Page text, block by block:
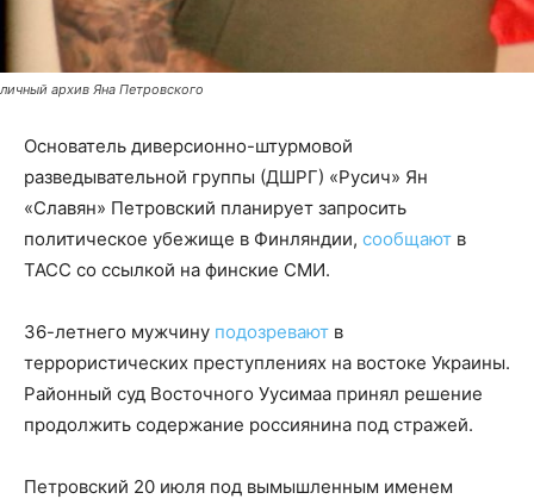
личный архив Яна Петровского
Основатель диверсионно-штурмовой
разведывательной группы (ДШРГ) «Русич» Ян
«Славян» Петровский планирует запросить
политическое убежище в Финляндии, сообщают в
ТАСС со ссылкой на финские СМИ.
36-летнего мужчину подозревают в
террористических преступлениях на востоке Украины.
Районный суд Восточного Уусимаа принял решение
продолжить содержание россиянина под стражей.
Петровский 20 июля под вымышленным именем